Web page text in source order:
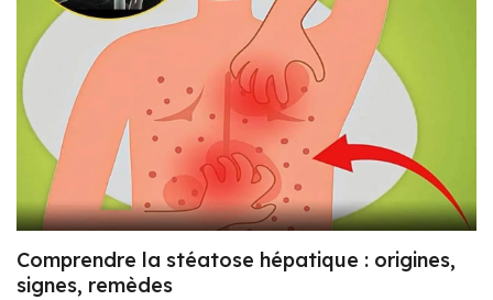
Comprendre la stéatose hépatique : origines,
signes, remèdes